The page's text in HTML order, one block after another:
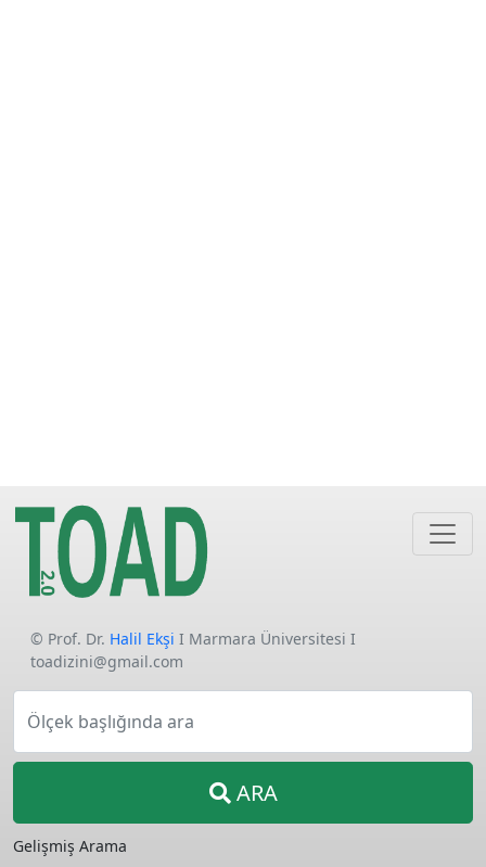
© Prof. Dr. Halil Ekşi I Marmara Üniversitesi I
toadizini@gmail.com
Ölçek başlığında ara
ARA
Gelişmiş Arama